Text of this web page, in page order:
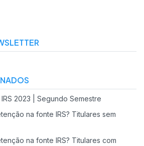
2023 | Segundo Semestre
na fonte IRS? Titulares sem
na fonte IRS? Titulares com